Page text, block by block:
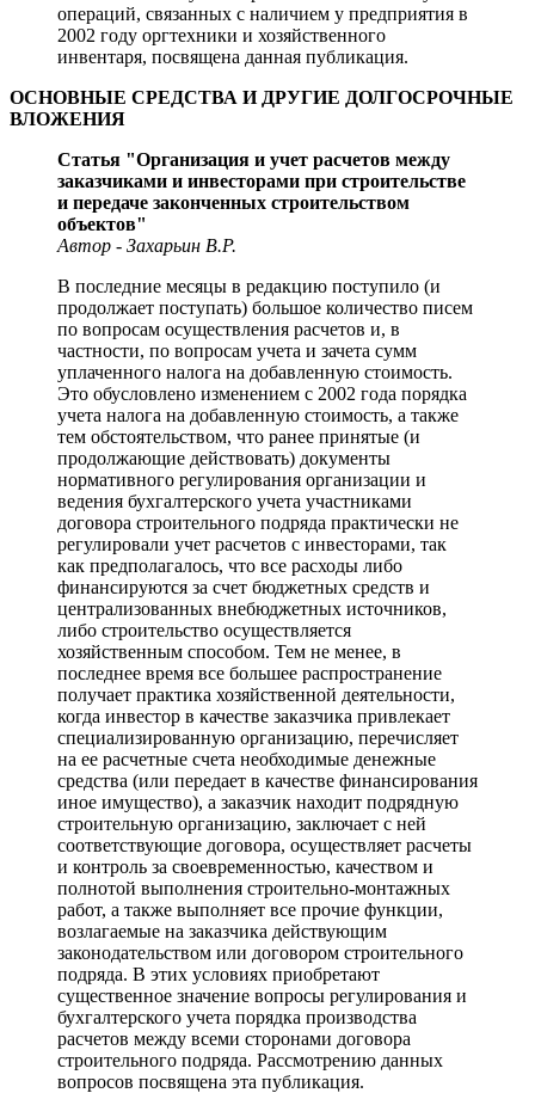
операций, связанных с наличием у предприятия в
2002 году оргтехники и хозяйственного
инвентаря, посвящена данная публикация.
ОСНОВНЫЕ СРЕДСТВА И ДРУГИЕ ДОЛГОСРОЧНЫЕ
ВЛОЖЕНИЯ
Статья "Организация и учет расчетов между
заказчиками и инвесторами при строительстве
и передаче законченных строительством
объектов"
Автор - Захарьин В.Р.
В последние месяцы в редакцию поступило (и
продолжает поступать) большое количество писем
по вопросам осуществления расчетов и, в
частности, по вопросам учета и зачета сумм
уплаченного налога на добавленную стоимость.
Это обусловлено изменением с 2002 года порядка
учета налога на добавленную стоимость, а также
тем обстоятельством, что ранее принятые (и
продолжающие действовать) документы
нормативного регулирования организации и
ведения бухгалтерского учета участниками
договора строительного подряда практически не
регулировали учет расчетов с инвесторами, так
как предполагалось, что все расходы либо
финансируются за счет бюджетных средств и
централизованных внебюджетных источников,
либо строительство осуществляется
хозяйственным способом. Тем не менее, в
последнее время все большее распространение
получает практика хозяйственной деятельности,
когда инвестор в качестве заказчика привлекает
специализированную организацию, перечисляет
на ее расчетные счета необходимые денежные
средства (или передает в качестве финансирования
иное имущество), а заказчик находит подрядную
строительную организацию, заключает с ней
соответствующие договора, осуществляет расчеты
и контроль за своевременностью, качеством и
полнотой выполнения строительно-монтажных
работ, а также выполняет все прочие функции,
возлагаемые на заказчика действующим
законодательством или договором строительного
подряда. В этих условиях приобретают
существенное значение вопросы регулирования и
бухгалтерского учета порядка производства
расчетов между всеми сторонами договора
строительного подряда. Рассмотрению данных
вопросов посвящена эта публикация.